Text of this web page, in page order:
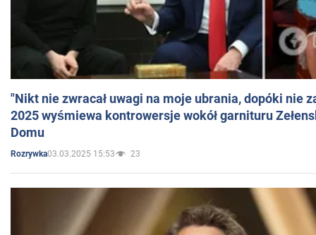
"Nikt nie zwracał uwagi na moje ubrania, dopóki nie
2025 wyśmiewa kontrowersje wokół garnituru
Domu
Rozrywka03.03.2025 15:53 23